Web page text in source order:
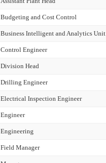
Budgeting and Cost Control
Business Intelligent and Analytics Unit
Control Engineer
Division Head
Drilling Engineer
Electrical Inspection Engineer
Engineer
Engineering
Field Manager